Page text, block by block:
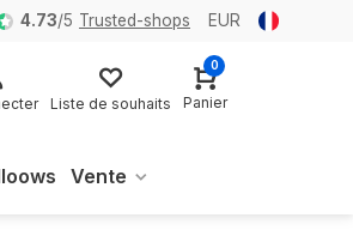
4.73/5 Trusted-shops EUR
Liste de souhaits
0
Panier
Vente